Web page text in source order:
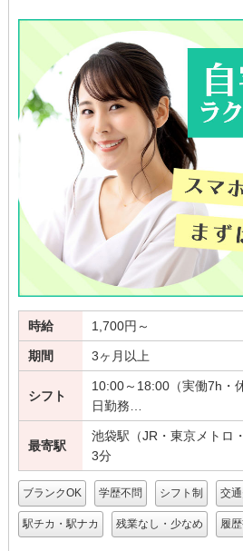
時給 1,700円～
期間 3ヶ月以上
シフト
10:00～18:00（実働7h・
日勤務…
最寄駅
池袋駅（JR・東京メトロ
3分
ブランクOK 学歴不問 シフト制 交
駅チカ・駅ナカ 残業なし・少なめ 履